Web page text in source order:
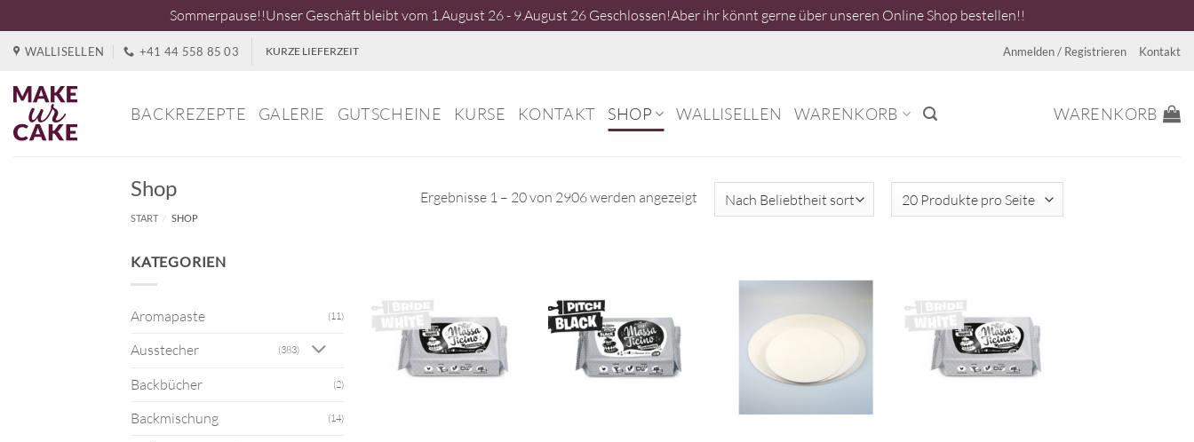
Sommerpause!!Unser Geschäft bleibt vom 1.August 26 - 9.August 26 Geschlossen!Aber ihr könnt gerne über unseren Online Shop bestellen!!
springen
WALLISELLEN +41 44 558 85 03 KURZE LIEFERZEIT Anmelden / Registrieren Kontakt
BACKREZEPTE GALERIE GUTSCHEINE KURSE KONTAKT SHOP WALLISELLEN WARENKORB WARENKORB
Shop
START / SHOP
Ergebnisse 1 – 20 von 2906 werden angezeigtNach
Beliebtheit
KATEGORIEN
Aromapaste (11)
Ausstecher (383)
Backbücher (2)
Backmischung (14)